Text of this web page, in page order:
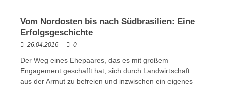
Vom Nordosten bis nach Südbrasilien: Eine
Erfolgsgeschichte
26.04.2016 0
Der Weg eines Ehepaares, das es mit großem
Engagement geschafft hat, sich durch Landwirtschaft
aus der Armut zu befreien und inzwischen ein eigenes